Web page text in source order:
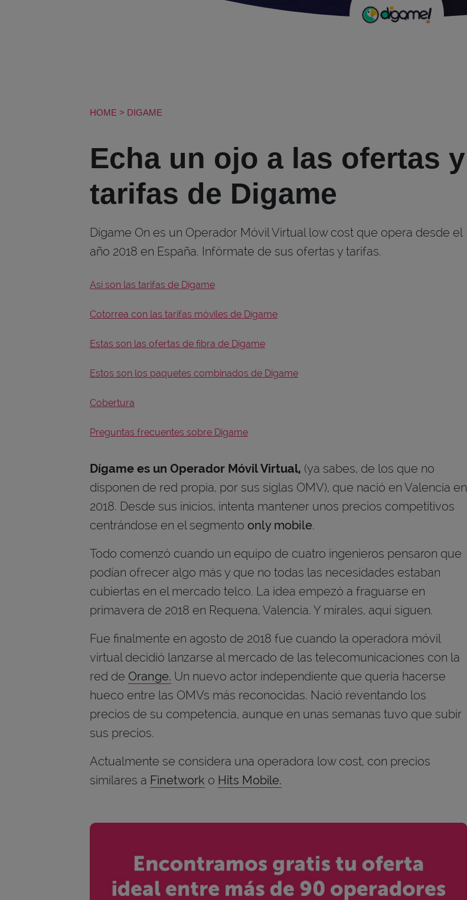
HOME > DIGAME
Echa un ojo a las ofertas y
tarifas de Digame
Dígame On es un Operador Móvil Virtual low cost que opera desde el
año 2018 en España. Infórmate de sus ofertas y tarifas.
Así son las tarifas de Dígame
Cotorrea con las tarifas móviles de Dígame
Estas son las ofertas de fibra de Dígame
Estos son los paquetes combinados de Dígame
Cobertura
Preguntas frecuentes sobre Digame
Dígame es un Operador Móvil Virtual, (ya sabes, de los que no
disponen de red propia, por sus siglas OMV), que nació en Valencia en
2018. Desde sus inicios, intenta mantener unos precios competitivos
centrándose en el segmento only mobile.
Todo comenzó cuando un equipo de cuatro ingenieros pensaron que
podían ofrecer algo más y que no todas las necesidades estaban
cubiertas en el mercado telco. La idea empezó a fraguarse en
primavera de 2018 en Requena, Valencia. Y mírales, aquí siguen.
Fue finalmente en agosto de 2018 fue cuando la operadora móvil
virtual decidió lanzarse al mercado de las telecomunicaciones con la
red de Orange. Un nuevo actor independiente que quería hacerse
hueco entre las OMVs más reconocidas. Nació reventando los
precios de su competencia, aunque en unas semanas tuvo que subir
sus precios.
Actualmente se considera una operadora low cost, con precios
similares a Finetwork o Hits Mobile.